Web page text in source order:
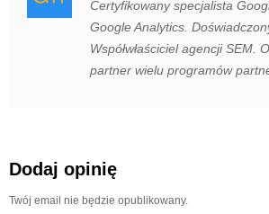
Certyfikowany specjalista
Google Analytics.
Współwłaściciel agencji SEM.
partner wielu programów
Dodaj opinię
Twój email nie będzie opublikowany.